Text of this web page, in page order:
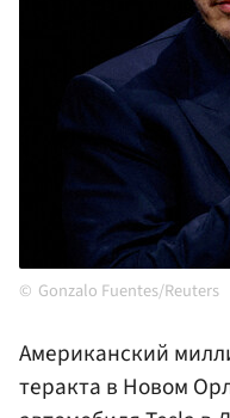
Gonzalo Fuentes/Reuters
Американский
теракта в Новом